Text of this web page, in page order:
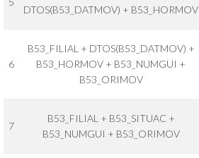
DTOS(B53_DATMOV) + B53_HORMOV
6
B53_FILIAL + DTOS(B53_DATMOV) +
B53_HORMOV + B53_NUMGUI +
B53_ORIMOV
7
B53_FILIAL + B53_SITUAC +
B53_NUMGUI + B53_ORIMOV